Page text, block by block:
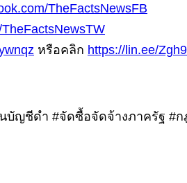
TheFactsNewsFB
หรือคลิก https://lin.ee/
บัญชีดำ #จัดซื้อจัดจ้างภาครัฐ #